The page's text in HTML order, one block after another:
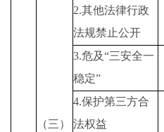
（三）
2.其他法律行政
法规禁止公开
3.危及“三安全一
稳定”
4.保护第三方合
法权益